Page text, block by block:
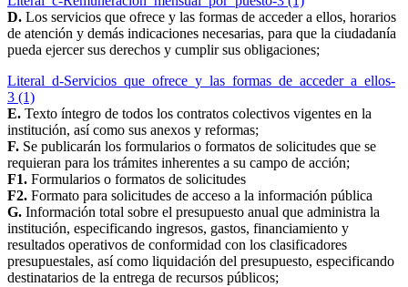
D. Los servicios que ofrece y las formas de acceder a ellos, horarios
de atención y demás indicaciones necesarias, para que la ciudadanía
pueda ejercer sus derechos y cumplir sus obligaciones;
Literal_d-Servicios_que_ofrece_y_las_formas_de_acceder_a_ellos-
3 (1)
E. Texto íntegro de todos los contratos colectivos vigentes en la
institución, así como sus anexos y reformas;
F. Se publicarán los formularios o formatos de solicitudes que se
requieran para los trámites inherentes a su campo de acción;
F1. Formularios o formatos de solicitudes
F2. Formato para solicitudes de acceso a la información pública
G. Información total sobre el presupuesto anual que administra la
institución, especificando ingresos, gastos, financiamiento y
resultados operativos de conformidad con los clasificadores
presupuestales, así como liquidación del presupuesto, especificando
destinatarios de la entrega de recursos públicos;